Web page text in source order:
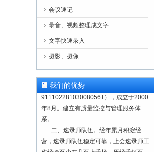
会议速记
录音、视频整理成文字
文字快速录入
摄影、摄像
我们的优势
一、正规注册，合法经营。本单位为
正规注册公司（营业执照注册号：
91110228103008056T），成立于2000
年8月。建立有质量监控与管理服务体
系。
二、速录师队伍。经年累月积淀经
营，速录师队伍稳定可靠，上会速录师工
作经验至少在几百上千场，历经千锤百